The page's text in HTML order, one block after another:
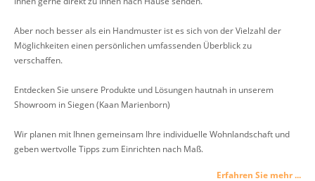
Aber noch besser als ein Handmuster ist es sich von der Vielzahl der
Möglichkeiten einen persönlichen umfassenden Überblick zu
verschaffen.
Entdecken Sie unsere Produkte und Lösungen hautnah in unserem
Showroom in Siegen (Kaan Marienborn)
Wir planen mit Ihnen gemeinsam Ihre individuelle Wohnlandschaft und
geben wertvolle Tipps zum Einrichten nach Maß.
Erfahren Sie mehr ...